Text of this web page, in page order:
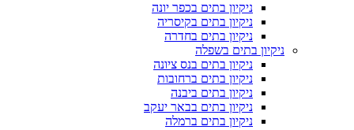
ניקיון בתים בכפר יונה
ניקיון בתים בקיסריה
ניקיון בתים בחדרה
ניקיון בתים בשפלה
ניקיון בתים בנס ציונה
ניקיון בתים ברחובות
ניקיון בתים ביבנה
ניקיון בתים בבאר יעקב
ניקיון בתים ברמלה